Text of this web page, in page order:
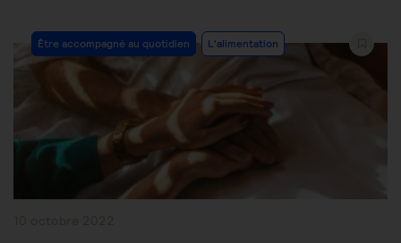
Post
Category:
Être accompagné au quotidien L'alimentation